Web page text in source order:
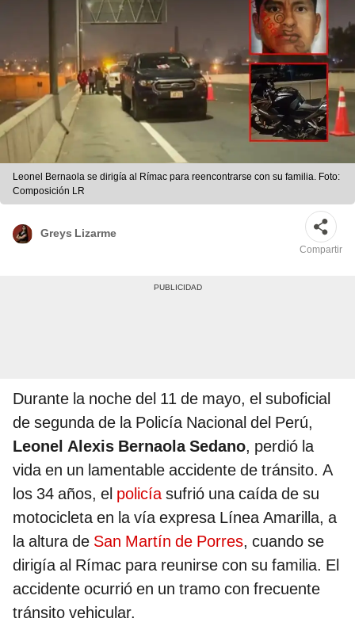
Leonel Bernaola se dirigía al Rímac para reencontrarse con su familia. Foto:
Composición LR
Greys Lizarme
Compartir
Durante la noche del 11 de mayo, el suboficial
de segunda de la Policía Nacional del Perú,
Leonel Alexis Bernaola Sedano, perdió la
vida en un lamentable accidente de tránsito. A
los 34 años, el policíasufrió una caída de su
motocicleta en la vía expresa Línea Amarilla, a
la altura de San Martín de Porres, cuando se
dirigía al Rímac para reunirse con su familia. El
accidente ocurrió en un tramo con frecuente
tránsito vehicular.